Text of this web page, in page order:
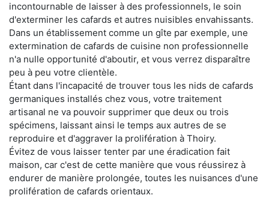
incontournable de laisser à des professionnels, le soin
d'exterminer les cafards et autres nuisibles envahissants.
Dans un établissement comme un gîte par exemple, une
extermination de cafards de cuisine non professionnelle
n'a nulle opportunité d'aboutir, et vous verrez disparaître
peu à peu votre clientèle.
Étant dans l'incapacité de trouver tous les nids de cafards
germaniques installés chez vous, votre traitement
artisanal ne va pouvoir supprimer que deux ou trois
spécimens, laissant ainsi le temps aux autres de se
reproduire et d'aggraver la prolifération à Thoiry.
Évitez de vous laisser tenter par une éradication fait
maison, car c'est de cette manière que vous réussirez à
endurer de manière prolongée, toutes les nuisances d'une
prolifération de cafards orientaux.